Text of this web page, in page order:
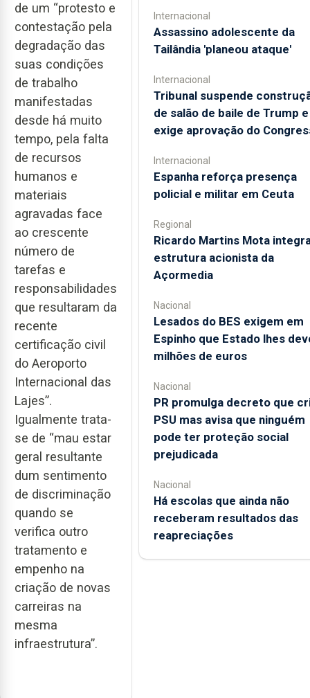
de um “protesto e
contestação pela
degradação das
suas condições
de trabalho
manifestadas
desde há muito
tempo, pela falta
de recursos
humanos e
materiais
agravadas face
ao crescente
número de
tarefas e
responsabilidades
que resultaram da
recente
certificação civil
do Aeroporto
Internacional das
Lajes”.
Igualmente trata-
se de “mau estar
geral resultante
dum sentimento
de discriminação
quando se
verifica outro
tratamento e
empenho na
criação de novas
carreiras na
mesma
infraestrutura”.
Internacional
Assassino adolescente da
Tailândia 'planeou ataque'
Internacional
Tribunal suspende
de salão de baile de Trump e
exige aprovação do
Internacional
Espanha reforça presença
policial e militar em Ceuta
Regional
Ricardo Martins Mota
estrutura acionista da
Açormedia
Nacional
Lesados do BES exigem em
Espinho que Estado lhes
milhões de euros
Nacional
PR promulga decreto que
PSU mas avisa que ninguém
pode ter proteção social
prejudicada
Nacional
Há escolas que ainda não
receberam resultados das
reapreciações